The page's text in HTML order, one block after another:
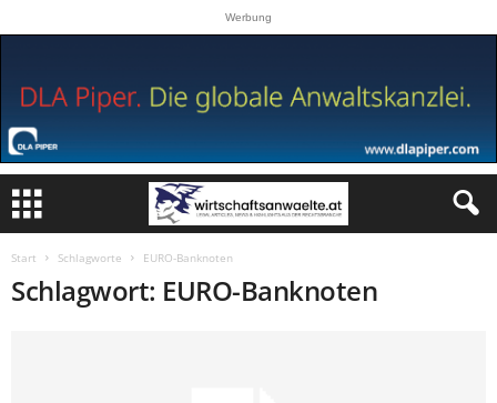
Werbung
Start Schlagworte EURO-Banknoten
Schlagwort: EURO-Banknoten